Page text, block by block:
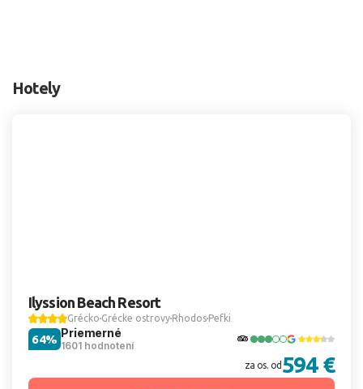
Hotely
Ilyssion Beach Resort
Grécko Grécke ostrovy Rhodos Pefki
Priemerné
1601 hodnotení
64%
za os. od 594 €